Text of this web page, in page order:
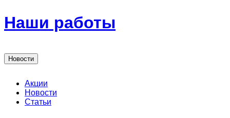
Наши работы
Новости
Акции
Новости
Статьи